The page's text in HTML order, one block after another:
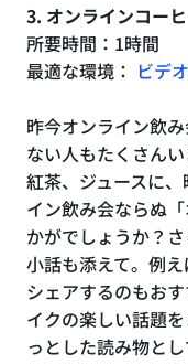
3. オンラインコー
所要時間：1時間
最適な環境： ビデ
昨今オンライン飲
ない人もたくさん
紅茶、ジュースに
イン飲み会ならぬ
かがでしょうか？
小話も添えて。例
シェアするのもお
イクの楽しい話題
っとした読み物と